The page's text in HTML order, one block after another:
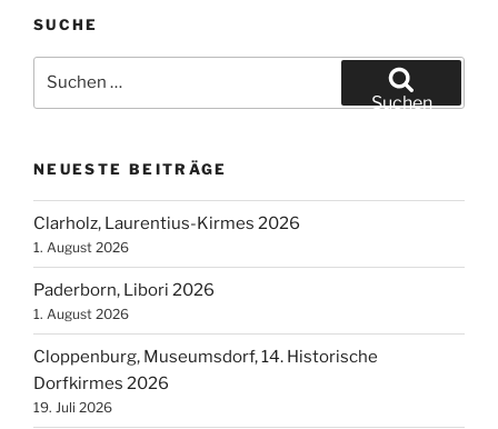
SUCHE
nach:
Suchen
NEUESTE BEITRÄGE
Clarholz, Laurentius-Kirmes 2026
1. August 2026
Paderborn, Libori 2026
1. August 2026
Cloppenburg, Museumsdorf, 14. Historische
Dorfkirmes 2026
19. Juli 2026